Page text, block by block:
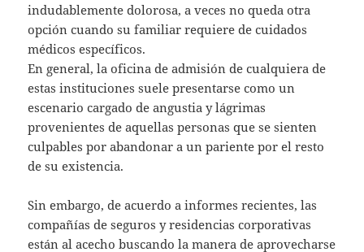
indudablemente dolorosa, a veces no queda otra
opción cuando su familiar requiere de cuidados
médicos específicos.
En general, la oficina de admisión de cualquiera de
estas instituciones suele presentarse como un
escenario cargado de angustia y lágrimas
provenientes de aquellas personas que se sienten
culpables por abandonar a un pariente por el resto
de su existencia.
Sin embargo, de acuerdo a informes recientes, las
compañías de seguros y residencias corporativas
están al acecho buscando la manera de aprovecharse